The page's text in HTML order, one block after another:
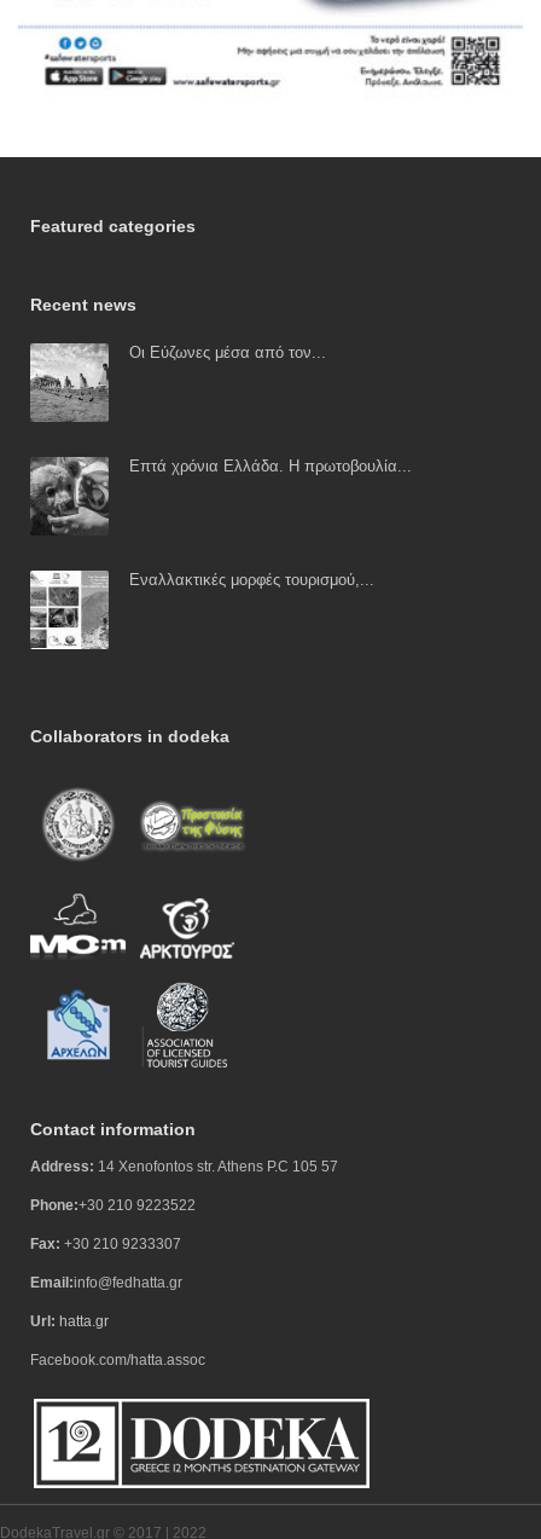
Featured categories
Recent news
Οι Εύζωνες μέσα από τον...
Επτά χρόνια Ελλάδα. Η πρωτοβουλία...
Εναλλακτικές μορφές τουρισμού,...
Collaborators in dodeka
Contact information
Address: 14 Xenofontos str. Athens P.C 105 57
Phone:+30 210 9223522
Fax: +30 210 9233307
Email:info@fedhatta.gr
Url: hatta.gr
Facebook.com/hatta.assoc
DodekaTravel.gr © 2017 | 2022